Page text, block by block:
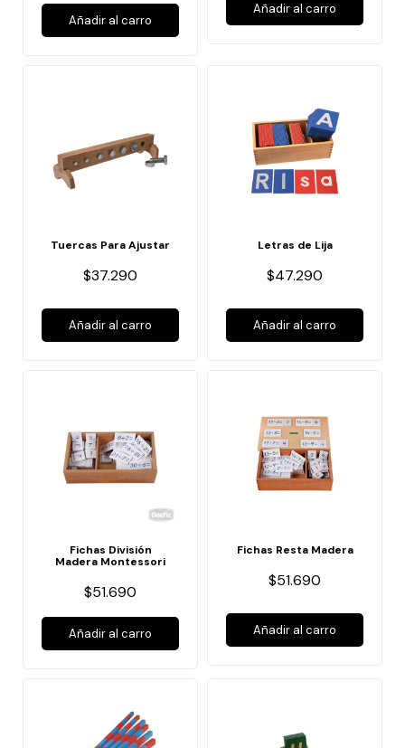
Añadir al carro
Añadir al carro
Tuercas Para Ajustar
$37.290
Añadir al carro
Letras de Lija
$47.290
Añadir al carro
Fichas División
Madera Montessori
$51.690
Añadir al carro
Fichas Resta Madera
$51.690
Añadir al carro